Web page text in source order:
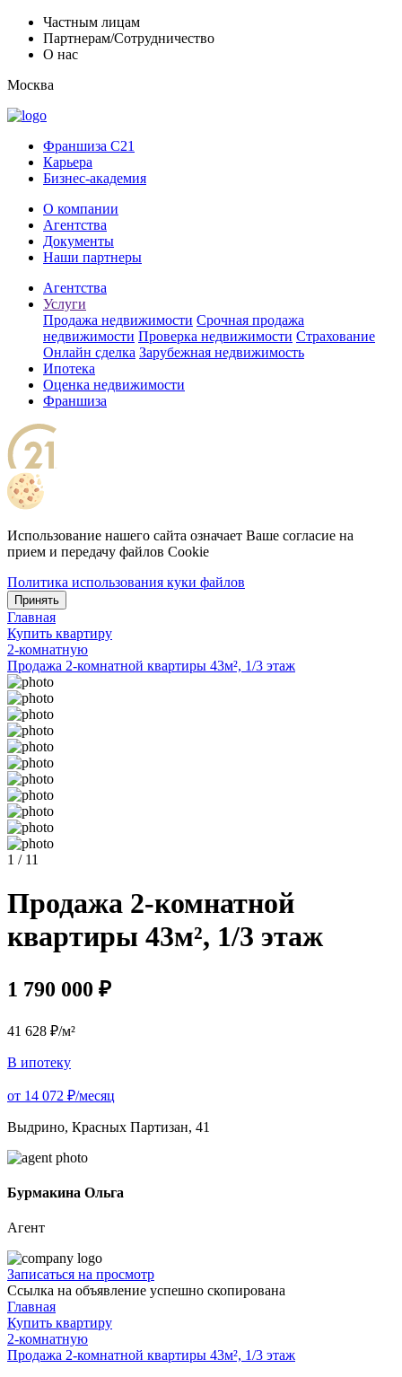
Частным лицам
Партнерам/Сотрудничество
О нас
Москва
Франшиза C21
Карьера
Бизнес-академия
О компании
Агентства
Документы
Наши партнеры
Агентства
Услуги
Продажа недвижимости Срочная продажа
недвижимости Проверка недвижимости Страхование
Онлайн сделка Зарубежная недвижимость
Ипотека
Оценка недвижимости
Франшиза
Использование нашего сайта означает Ваше согласие на
прием и передачу файлов Cookie
Политика использования куки файлов
Принять
Главная
Купить квартиру
2-комнатную
Продажа 2-комнатной квартиры 43м², 1/3 этаж
1 / 11
Продажа 2-комнатной
квартиры 43м², 1/3 этаж
1 790 000 ₽
41 628 ₽/м²
В ипотеку
от 14 072 ₽/месяц
Выдрино, Красных Партизан, 41
Бурмакина Ольга
Агент
Записаться на просмотр
Ссылка на объявление успешно скопирована
Главная
Купить квартиру
2-комнатную
Продажа 2-комнатной квартиры 43м², 1/3 этаж